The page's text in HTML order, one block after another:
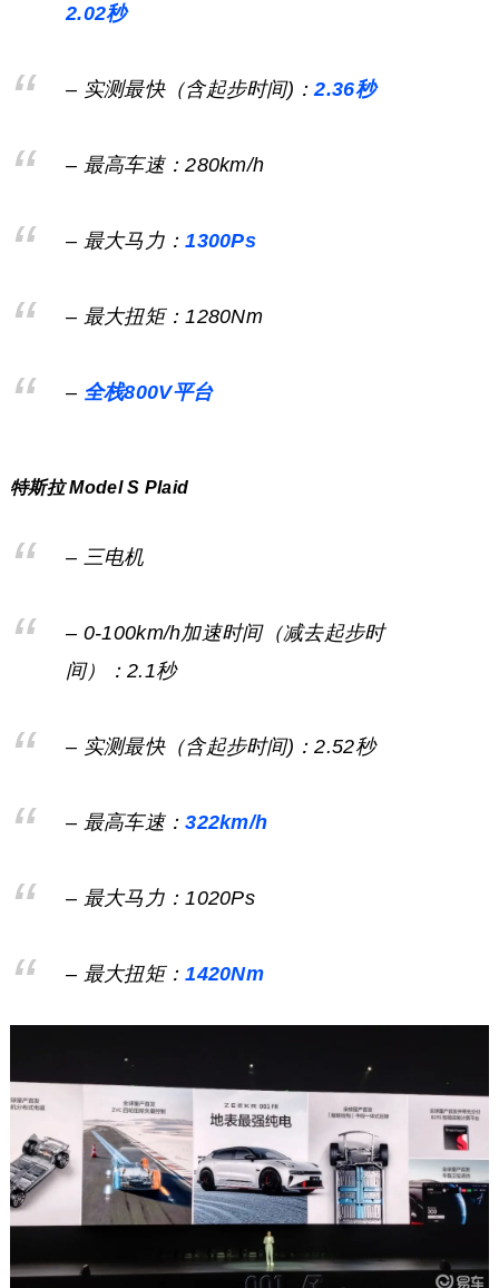
2.02秒
– 实测最快（含起步时间)：2.36秒
– 最高车速：280km/h
– 最大马力：1300Ps
– 最大扭矩：1280Nm
– 全栈800V平台
特斯拉 Model S Plaid
– 三电机
– 0-100km/h加速时间（减去起步时
间）：2.1秒
– 实测最快（含起步时间)：2.52秒
– 最高车速：322km/h
– 最大马力：1020Ps
– 最大扭矩：1420Nm